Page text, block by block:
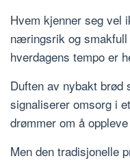
Hvem kjenner seg vel
næringsrik og
hverdagens tempo er
Duften av nybakt brød
signaliserer omsorg i
drømmer om å
Men den tradisjonelle